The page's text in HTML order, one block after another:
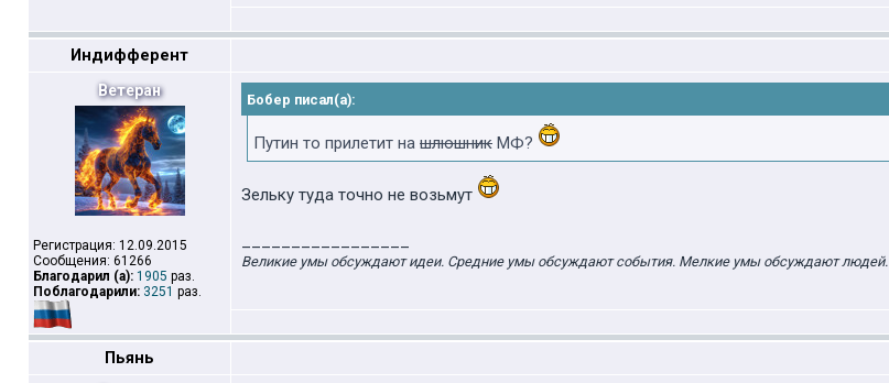
Индифферент
Ветеран
Регистрация: 12.09.2015
Сообщения: 61266
Благодарил (а): 1905 раз.
Поблагодарили: 3251 раз.
Бобер писал(а):
Путин то прилетит на шлюшник МФ?
Зельку туда точно не возьмут
Великие умы обсуждают идеи. Средние умы обсуждают события. Мелкие умы обсуждают людей.
Пьянь